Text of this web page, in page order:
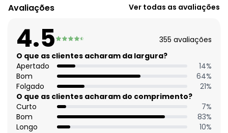
O preço apresentado abaixo é o menor oferecido em
algum dia do mês, para o menor tamanho disponível.
julho/2026 N/D*
junho/2026 N/D*
maio/2026
abril/2026 N/D*
março/2026 N/D*
fevereiro/2026 N/D*
Avaliações Ver todas as avaliações
4.5 355 avaliações
O que as clientes acharam da largura?
Apertado
14%
Bom
64%
Folgado
21%
O que as clientes acharam do comprimento?
Curto
7%
Bom
83%
Longo
10%